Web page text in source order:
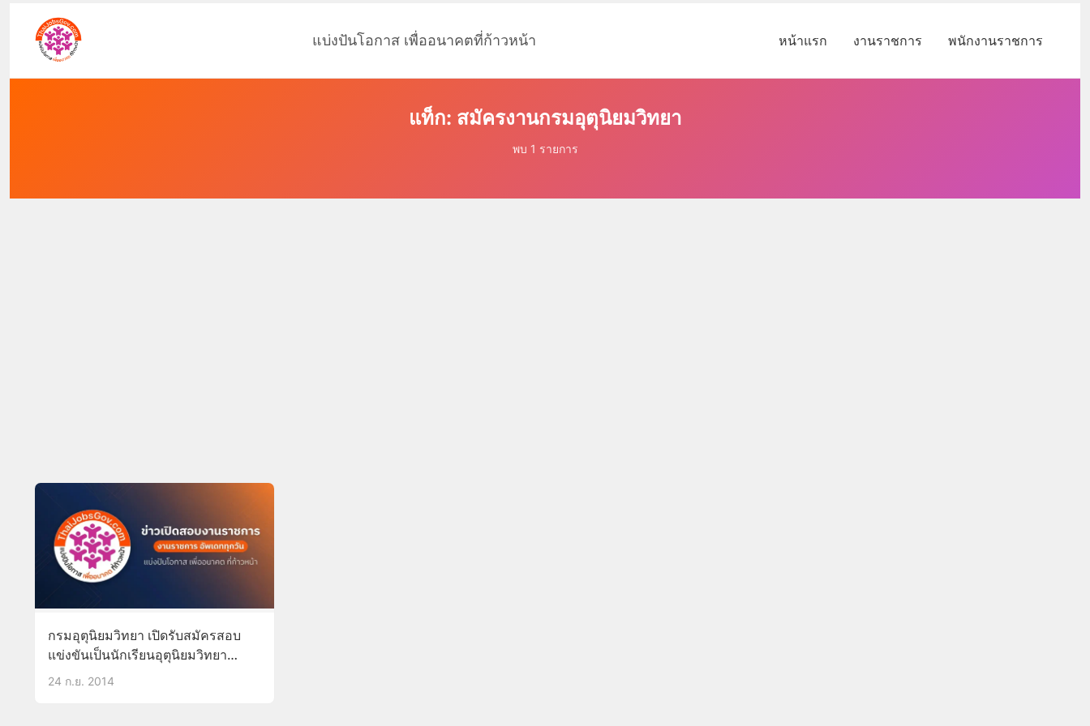
แบ่งปันโอกาส เพื่ออนาคตที่ก้าวหน้า หน้าแรก งานราชการ พนักงานราชการ
แท็ก: สมัครงานกรมอุตุนิยมวิทยา
พบ 1 รายการ
กรมอุตุนิยมวิทยา เปิดรับสมัครสอบ
แข่งขันเป็นนักเรียนอุตุนิยมวิทยา
จำนวน 40 อัตรา
24 ก.ย. 2014